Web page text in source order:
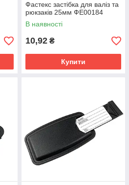
Фастекс застібка для валіз та
рюкзаків 25мм ФЕ00184
В наявності
10,92 ₴
Купити